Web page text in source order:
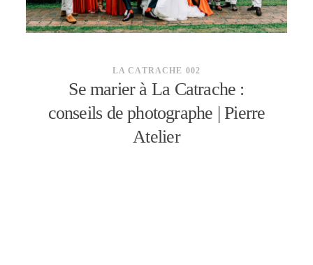
LA CATRACHE 002
Se marier à La Catrache :
conseils de photographe | Pierre
Atelier